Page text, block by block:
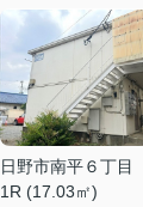
日野市南平６丁目
1R (17.03㎡)